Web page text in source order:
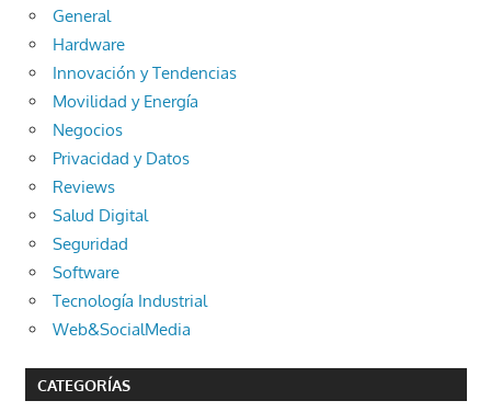
General
Hardware
Innovación y Tendencias
Movilidad y Energía
Negocios
Privacidad y Datos
Reviews
Salud Digital
Seguridad
Software
Tecnología Industrial
Web&SocialMedia
CATEGORÍAS